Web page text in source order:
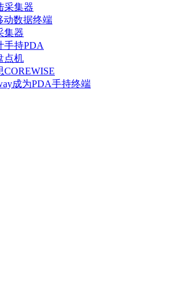
采集器
动数据终端
集器
手持PDA
点机
COREWISE
成为PDA手持终端